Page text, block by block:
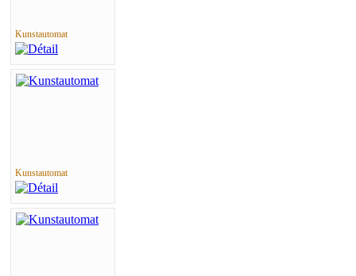
Kunstautomat
Kunstautomat